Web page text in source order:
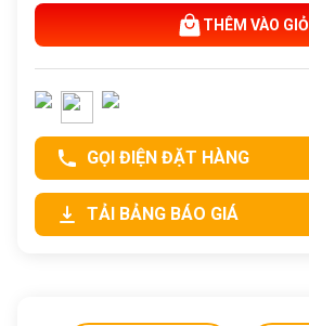
THÊM VÀO GIỎ
GỌI ĐIỆN ĐẶT HÀNG
TẢI BẢNG BÁO GIÁ